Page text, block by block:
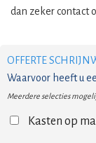
dan zeker contact
OFFERTE
Waarvoor heeft u
Meerdere selecties
Kasten op